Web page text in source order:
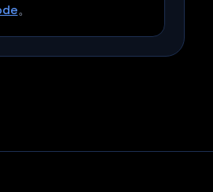
。